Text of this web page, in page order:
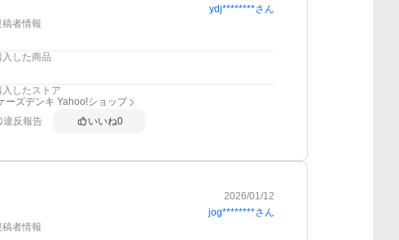
ydj********さん
稿者情報
入した商品
入したストア
ーズデンキ Yahoo!ショップ
違反報告
いいね0
2026/01/12
jog********さん
稿者情報